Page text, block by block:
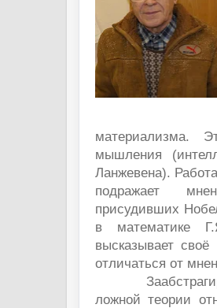
материализма.
мышления
Ланжевена).
подражает
присудивших
в математике
высказывает
отличаться от
ложной теории